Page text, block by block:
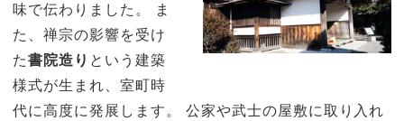
味で伝わりました。 ま
た、禅宗の影響を受け
た書院造り という建築
様式が生まれ、室町時
代に高度に発展します。 公家や武士の屋敷に取り入れ